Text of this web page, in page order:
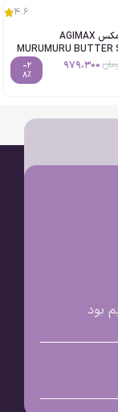
4.6
شامپو اجی مکس AGIMAX
MURUMURU BUTTER
979،300
-2
8%
بود